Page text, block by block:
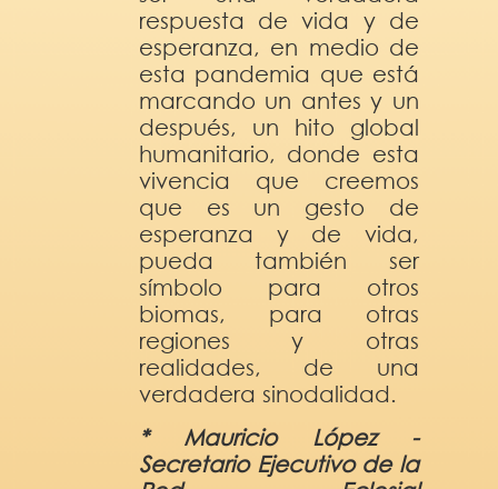
respuesta de vida y de
esperanza, en medio de
esta pandemia que está
marcando un antes y un
después, un hito global
humanitario, donde esta
vivencia que creemos
que es un gesto de
esperanza y de vida,
pueda también ser
símbolo para otros
biomas, para otras
regiones y otras
realidades, de una
verdadera sinodalidad.
* Mauricio López -
Secretario Ejecutivo de la